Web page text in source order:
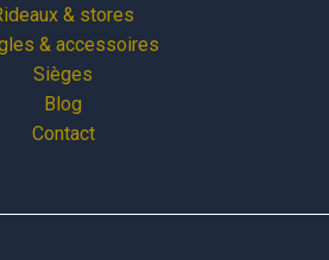
& stores
& accessoires
Sièges
Blog
Contact